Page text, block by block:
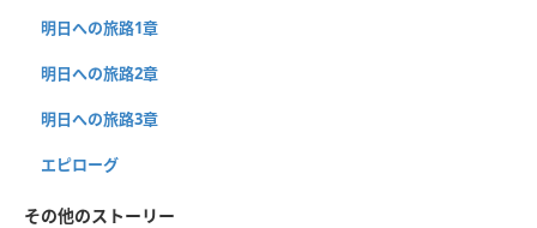
明日への旅路1章
明日への旅路2章
明日への旅路3章
エピローグ
その他のストーリー